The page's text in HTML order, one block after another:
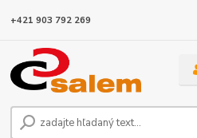
+421 903 792 269